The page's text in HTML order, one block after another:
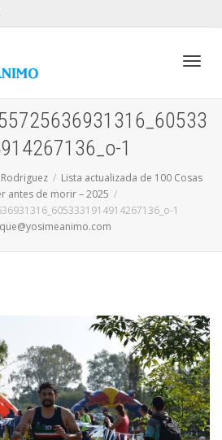
1
Lista actualizada de 100 Cosas
antes de morir – 2025
1